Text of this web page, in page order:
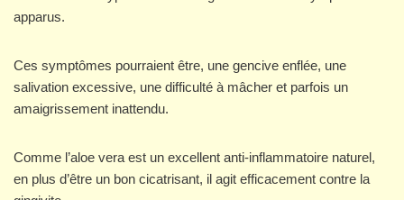
apparus.
Ces symptômes pourraient être, une gencive enflée, une
salivation excessive, une difficulté à mâcher et parfois un
amaigrissement inattendu.
Comme l’aloe vera est un excellent anti-inflammatoire naturel,
en plus d’être un bon cicatrisant, il agit efficacement contre la